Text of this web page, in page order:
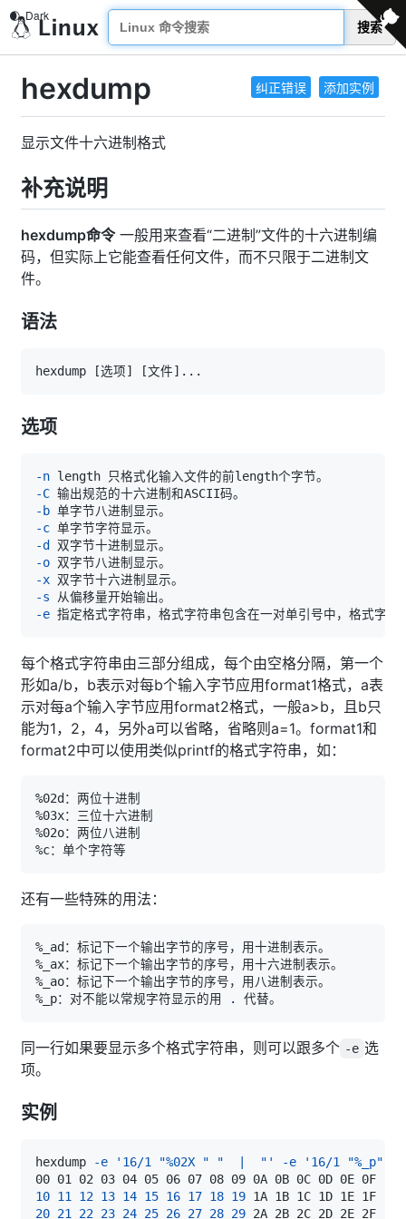
搜索
纠正错误 添加实例
hexdump
显示文件十六进制格式
补充说明
hexdump命令一般用来查看“二进制”文件的十六进制编
码，但实际上它能查看任何文件，而不只限于二进制文
件。
语法
hexdump [选项] [文件] ..
选项
-n
-C
-b
-c
-d
-o
-x
-s
-e 指定格式字符串，格式字符串包含在一对单引号中，格式字符
每个格式字符串由三部分组成，每个由空格分隔，第一个
形如a/b，b表示对每b个输入字节应用format1格式，a表
示对每a个输入字节应用format2格式，一般a>b，且b只
能为1，2，4，另外a可以省略，省略则a=1。format1和
format2中可以使用类似printf的格式字符串，如：
还有一些特殊的用法：
%_p：对不能以常规字符显示的用
.
同一行如果要显示多个格式字符串，则可以跟多个 -e 选
项。
实例
hexdump -e '16/1 "%02X " "  |  "' -e
'16/1 "%_p"
00 01 02 03 04 05 06 07 08 09 0A 0B 0C 0D 0E 0F
10 11 12 13 14 15 16 17 18 19 1A 1B 1C 1D 1E 1F
20 21 22 23 24 25 26 27 28 29 2A 2B 2C 2D 2E 2F